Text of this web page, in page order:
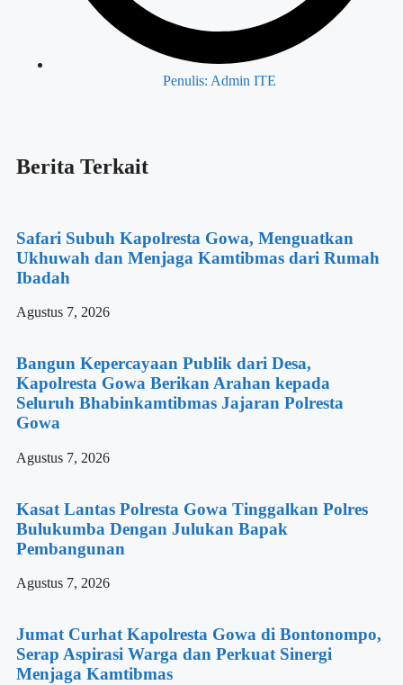
Penulis: Admin ITE
Berita Terkait
Safari Subuh Kapolresta Gowa, Menguatkan
Ukhuwah dan Menjaga Kamtibmas dari Rumah
Ibadah
Agustus 7, 2026
Bangun Kepercayaan Publik dari Desa,
Kapolresta Gowa Berikan Arahan kepada
Seluruh Bhabinkamtibmas Jajaran Polresta
Gowa
Agustus 7, 2026
Kasat Lantas Polresta Gowa Tinggalkan Polres
Bulukumba Dengan Julukan Bapak
Pembangunan
Agustus 7, 2026
Jumat Curhat Kapolresta Gowa di Bontonompo,
Serap Aspirasi Warga dan Perkuat Sinergi
Menjaga Kamtibmas